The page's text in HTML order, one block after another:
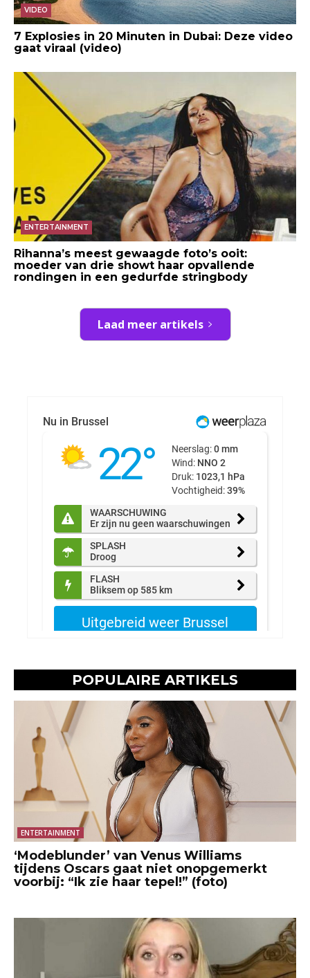
VIDEO
7 Explosies in 20 Minuten in Dubai: Deze video
gaat viraal (video)
ENTERTAINMENT
Rihanna’s meest gewaagde foto’s ooit:
moeder van drie showt haar opvallende
rondingen in een gedurfde stringbody
Laad meer artikels
POPULAIRE ARTIKELS
ENTERTAINMENT
‘Modeblunder’ van Venus Williams
tijdens Oscars gaat niet onopgemerkt
voorbij: “Ik zie haar tepel!” (foto)